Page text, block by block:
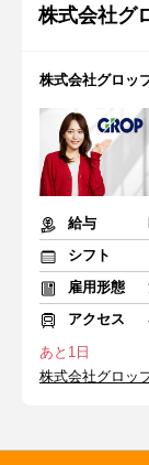
株式会社グ
株式会社グロッ
給与
シフト
雇用形態
アクセス
あと1日
株式会社グロッ